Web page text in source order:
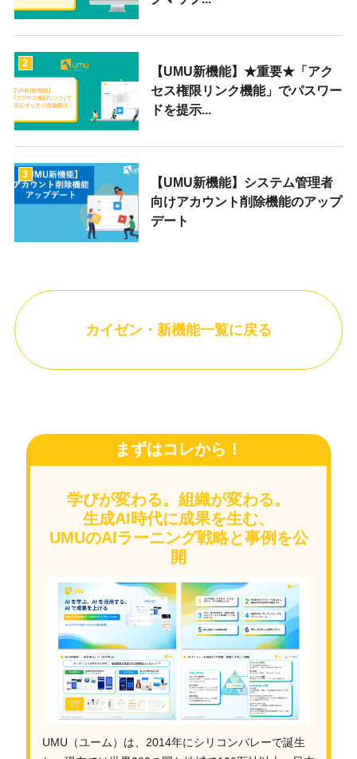
2
【UMU新機能】★重要★「アク
セス権限リンク機能」でパスワー
ドを提示...
3
【UMU新機能】システム管理者
向けアカウント削除機能のアップ
デート
カイゼン・新機能一覧に戻る
まずはコレから！
学びが変わる。組織が変わる。
生成AI時代に成果を生む、
UMUのAIラーニング戦略と事例を公
開
UMU（ユーム）は、2014年にシリコンバレーで誕生